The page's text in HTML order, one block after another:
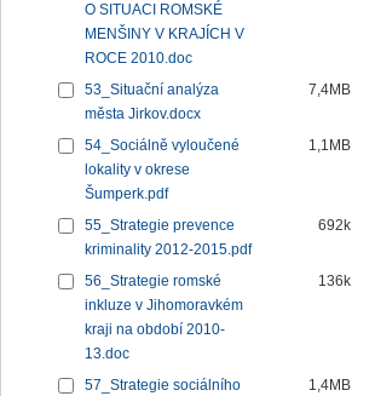
O SITUACI ROMSKÉ
MENŠINY V KRAJÍCH V
ROCE 2010.doc
53_Situační analýza
města Jirkov.docx
7,4MB
54_Sociálně vyloučené
lokality v okrese
Šumperk.pdf
1,1MB
55_Strategie prevence
kriminality 2012-2015.pdf
692k
56_Strategie romské
inkluze v Jihomoravkém
kraji na období 2010-
13.doc
136k
57_Strategie sociálního
1,4MB